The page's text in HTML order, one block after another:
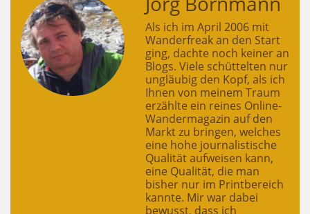
Als ich im April 2006 mit
Wanderfreak an den Start
ging, dachte noch keiner an
Blogs. Viele schüttelten nur
ungläubig den Kopf, als ich
Ihnen von meinem Traum
erzählte ein reines Online-
Wandermagazin auf den
Markt zu bringen, welches
eine hohe journalistische
Qualität aufweisen kann,
eine Qualität, die man
bisher nur im Printbereich
kannte. Mir war dabei
bewusst, dass ich